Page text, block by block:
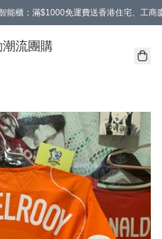
能櫃；滿$1000免運費送香港住宅、工商
流團購